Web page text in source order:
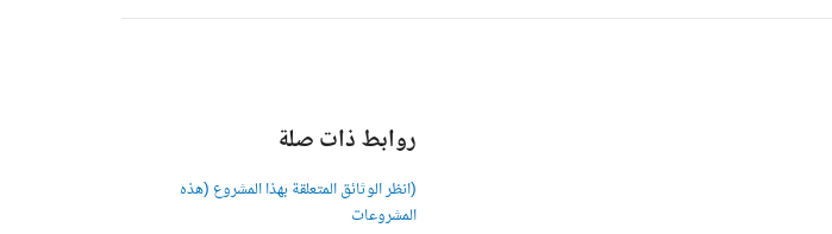
روابط ذات صلة
(انظر الوثائق المتعلقة بهذا المشروع (هذه
المشروعات